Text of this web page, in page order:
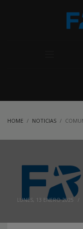
HOME NOTICIAS
LUNES, 13 ENERO 2025 /